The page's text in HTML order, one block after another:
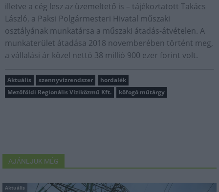
illetve a cég lesz az üzemeltető is – tájékoztatott Takács
László, a Paksi Polgármesteri Hivatal műszaki
osztályának munkatársa a műszaki átadás-átvételen. A
munkaterület átadása 2018 novemberében történt meg,
a vállalási ár közel nettó 38 millió 900 ezer forint volt.
Aktuális szennyvízrendszer
hordalék
Mezőföldi Regionális Víziközmű Kft.
kőfogó műtárgy
AJÁNLJUK MÉG
Aktuális